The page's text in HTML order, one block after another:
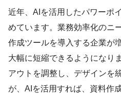
近年、AIを活用したパワーポ
めています。業務効率化のニ
作成ツールを導入する企業が
大幅に短縮できるようになり
アウトを調整し、デザインを
が、AIを活用すれば、資料作